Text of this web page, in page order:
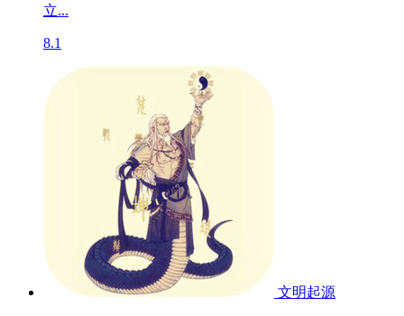
立...
8.1
文明起源